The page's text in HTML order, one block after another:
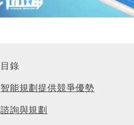
目錄
智能規劃提供競爭優勢
諮詢與規劃